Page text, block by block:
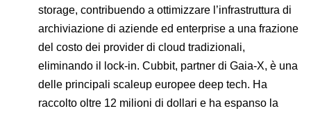
storage, contribuendo a ottimizzare l’infrastruttura di
archiviazione di aziende ed enterprise a una frazione
del costo dei provider di cloud tradizionali,
eliminando il lock-in. Cubbit, partner di Gaia-X, è una
delle principali scaleup europee deep tech. Ha
raccolto oltre 12 milioni di dollari e ha espanso la